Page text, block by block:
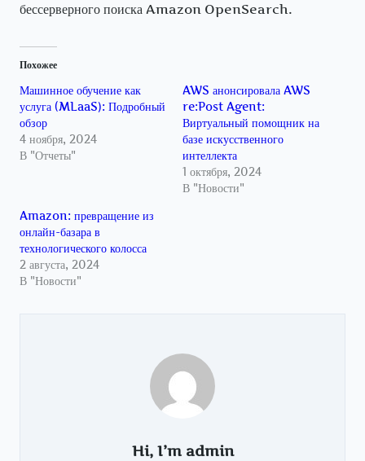
бессерверного поиска Amazon OpenSearch.
Похожее
Машинное обучение как
услуга (MLaaS): Подробный
обзор
4 ноября, 2024
В "Отчеты"
AWS анонсировала AWS
re:Post Agent:
Виртуальный помощник на
базе искусственного
интеллекта
1 октября, 2024
В "Новости"
Amazon: превращение из
онлайн-базара в
технологического колосса
2 августа, 2024
В "Новости"
Hi, I’m admin